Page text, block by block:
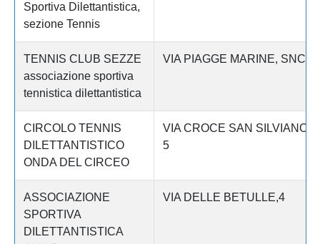
Sportiva Dilettantistica,
sezione Tennis
TENNIS CLUB SEZZE
associazione sportiva
tennistica dilettantistica
VIA PIAGGE MARINE, SNC
CIRCOLO TENNIS
DILETTANTISTICO
ONDA DEL CIRCEO
VIA CROCE SAN SILVIANO
5
ASSOCIAZIONE
SPORTIVA
DILETTANTISTICA
VIA DELLE BETULLE,4